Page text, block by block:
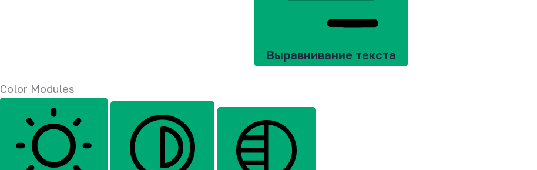
Выравнивание текста
Color Modules